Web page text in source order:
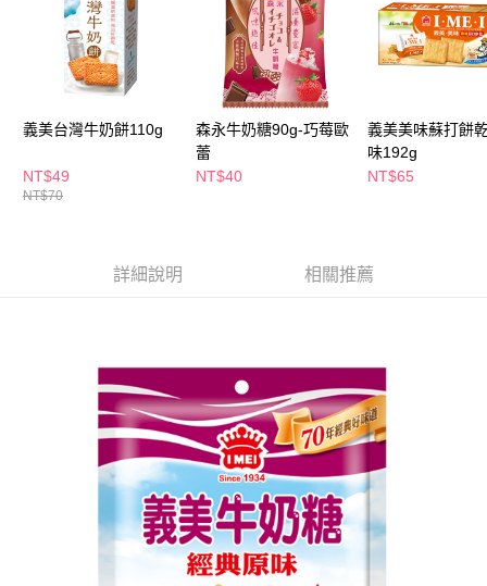
１．於結帳方式選擇「AFTEE先享後付」後，將跳轉至「AFTEE先享後付」
結帳頁面，進行簡訊認證並確認金額後，即可完成結帳。
２．訂單成立數日內，您將收到繳費通知簡訊。
３．收到繳費通知簡訊後14天內，點擊此簡訊中的連結，可透過四大超商／
ATM／網路銀行／等多元方式進行付款，方視為交易完成。
※ 請注意：結帳手續完成當下不需立刻繳費，但若您需要取消訂單，請聯絡
購買商品的店家。未經商家同意取消之訂單仍視為有效，需透過AFTEE先享
※ 交易是否成功請以「AFTEE先享後付 」之結帳頁面顯示為準，若有關於
是否繳費成功／繳費後需取消欲退款等相關疑問，請聯繫「AFTEE先享後付
１．透過由恩沛科技股份有限公司提供之「AFTEE先享後付」服務完成之交
易，需依本服務之必要範圍內提供個人資料，並將交易相關給付款項請求債
「AFTEE先享後付」，若未經同意申辦者引起之損失，本公司不負相關責
４．使用「AFTEE先享後付」時，將依據個別帳號之用戶狀況，依本公司即
時審查核予不同之上限額度；若仍有額度不足之情形，本公司將視審查結果
請求用戶進行身份認證。
５．嚴禁一人註冊多個帳號或使用他人資訊註冊。若發現惡意使用之情形，
恩沛科技股份有限公司將有權停止該用戶之使用額度並採取法律行動。
付款後全家取貨
每筆NT$65，滿NT$390(含以上)免運費
萊爾富取貨付款
每筆NT$65，滿NT$490(含以上)免運費
付款後萊爾富取貨
每筆NT$65，滿NT$490(含以上)免運費
每筆NT$65，滿NT$490(含以上)免運費
每筆NT$100，滿NT$790(含以上)免運費
付款後寶雅門市自取(由倉庫統一出貨)
每筆NT$80，滿NT$290(含以上)免運費
義美台灣牛奶餅110g
NT$49
NT$70
森永牛奶糖90g-巧莓歐
蕾
NT$40
義美美味蘇打餅
味192g
NT$65
詳細說明 相關推薦